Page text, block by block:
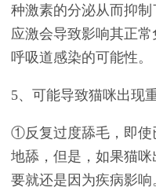
种激素的分泌从而抑
应激会导致影响其正
呼吸道感染的可能性。
5、可能导致猫咪出现
①反复过度舔毛，即使
地舔，但是，如果猫
要就还是因为疾病影响